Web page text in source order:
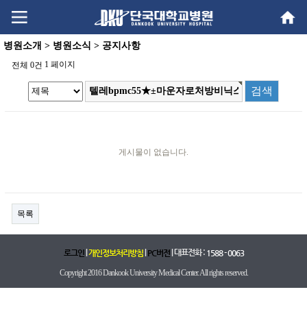
content
menu
병원소개 > 병원소식 > 공지사항
전체 0건 1 페이지
게시물이 없습니다.
목록
로그인|개인정보처리방침|PC버전| 대표전화 : 1588 - 0063
Copyright 2016 Dankook University Medical Center. All rights reserved.